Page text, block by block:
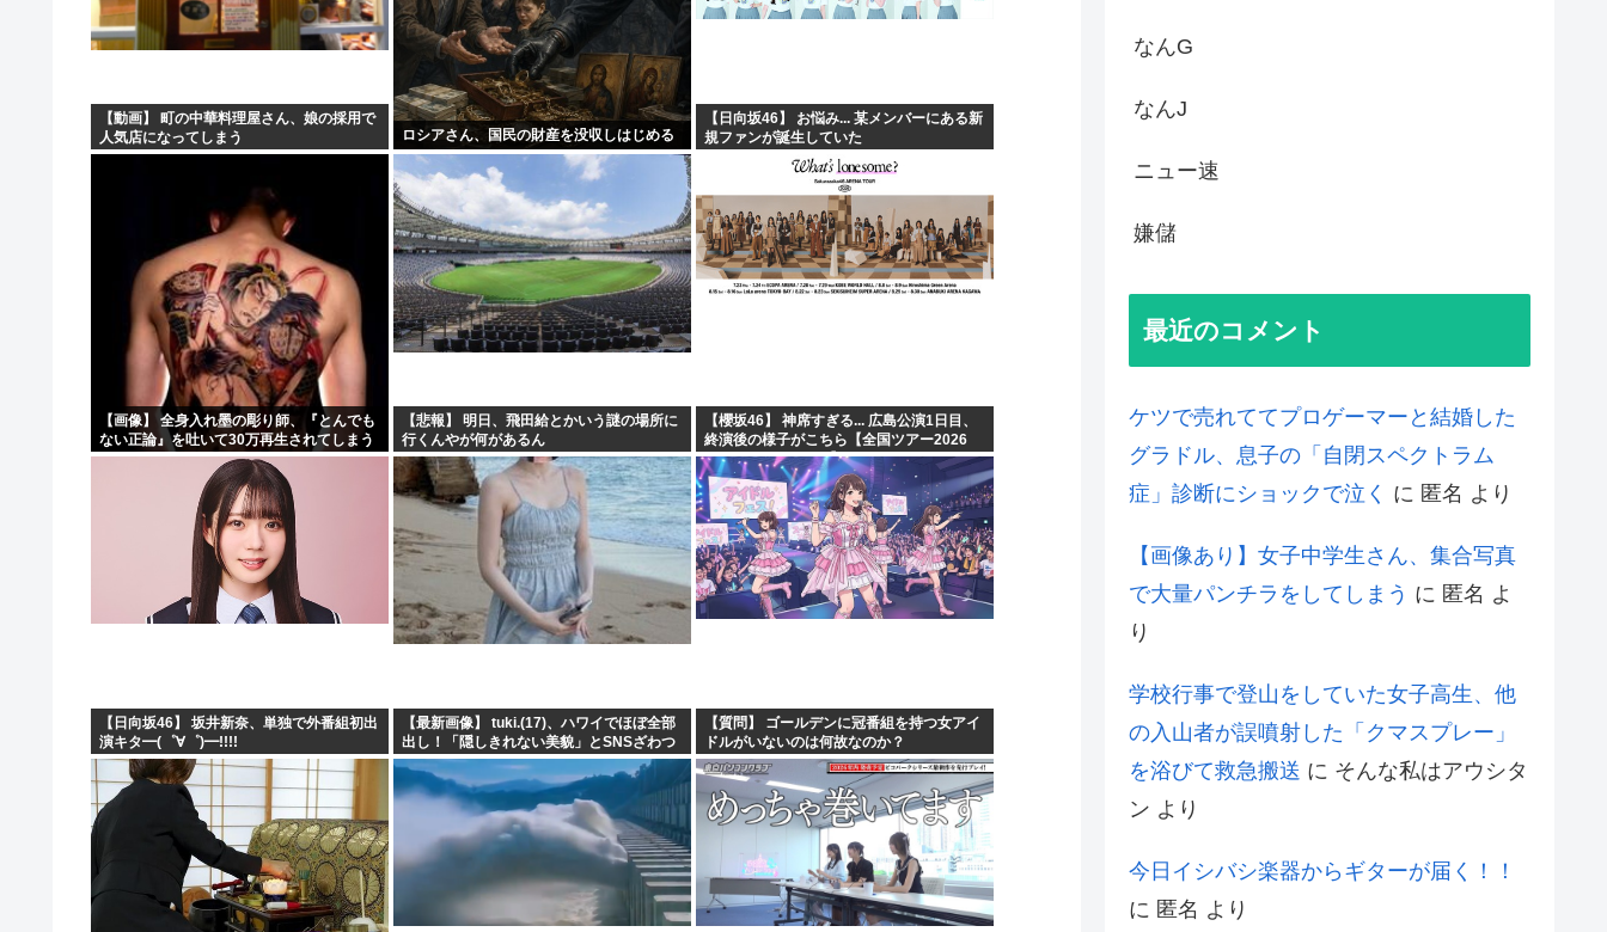
【動画】 町の中華料理屋さん、娘の採用で
人気店になってしまう
ロシアさん、国民の財産を没収しはじめる
【日向坂46】 お悩み... 某メンバーにある新
規ファンが誕生していた
【画像】 全身入れ墨の彫り師、『とんでも
ない正論』を吐いて30万再生されてしまう
ｗｗｗｗｗｗｗ
【悲報】 明日、飛田給とかいう謎の場所に
行くんやが何があるん
や????・・・・・・・・・
【櫻坂46】 神席すぎる... 広島公演1日目、
終演後の様子がこちら【全国ツアー2026
What’s lonesome?】
【日向坂46】 坂井新奈、単独で外番組初出
演キタ━(゜∀゜)━!!!!
【最新画像】 tuki.(17)、ハワイでほぼ全部
出し！「隠しきれない美貌」とSNSざわつ
く
【質問】 ゴールデンに冠番組を持つ女アイ
ドルがいないのは何故なのか？
なんG
なんJ
ニュー速
嫌儲
最近のコメント
ケツで売れててプロゲーマーと結婚した
グラドル、息子の「自閉スペクトラム
症」診断にショックで泣く に 匿名 より
【画像あり】女子中学生さん、集合写真
で大量パンチラをしてしまう に 匿名 よ
り
学校行事で登山をしていた女子高生、他
の入山者が誤噴射した「クマスプレー」
を浴びて救急搬送 に そんな私はアウシタ
ン より
今日イシバシ楽器からギターが届く！！
に 匿名 より